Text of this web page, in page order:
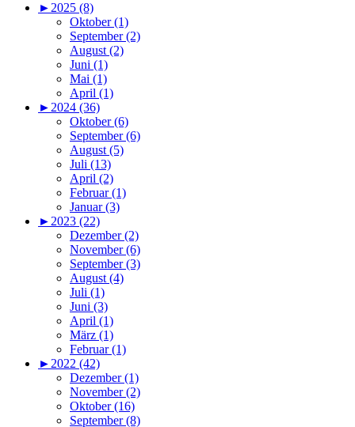
►2025 (8)
Oktober (1)
September (2)
August (2)
Juni (1)
Mai (1)
April (1)
►2024 (36)
Oktober (6)
September (6)
August (5)
Juli (13)
April (2)
Februar (1)
Januar (3)
►2023 (22)
Dezember (2)
November (6)
September (3)
August (4)
Juli (1)
Juni (3)
April (1)
März (1)
Februar (1)
►2022 (42)
Dezember (1)
November (2)
Oktober (16)
September (8)